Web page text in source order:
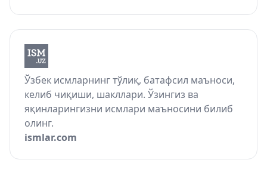
Ўзбек исмларнинг тўлиқ, батафсил маъноси,
келиб чиқиши, шакллари. Ўзингиз ва
яқинларингизни исмлари маъносини билиб
олинг.
ismlar.com